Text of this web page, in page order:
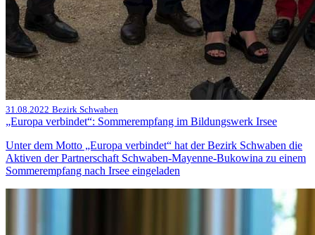
31.08.2022 Bezirk Schwaben
„Europa verbindet“: Sommerempfang im Bildungswerk Irsee
Unter dem Motto „Europa verbindet“ hat der Bezirk Schwaben die
Aktiven der Partnerschaft Schwaben-Mayenne-Bukowina zu einem
Sommerempfang nach Irsee eingeladen